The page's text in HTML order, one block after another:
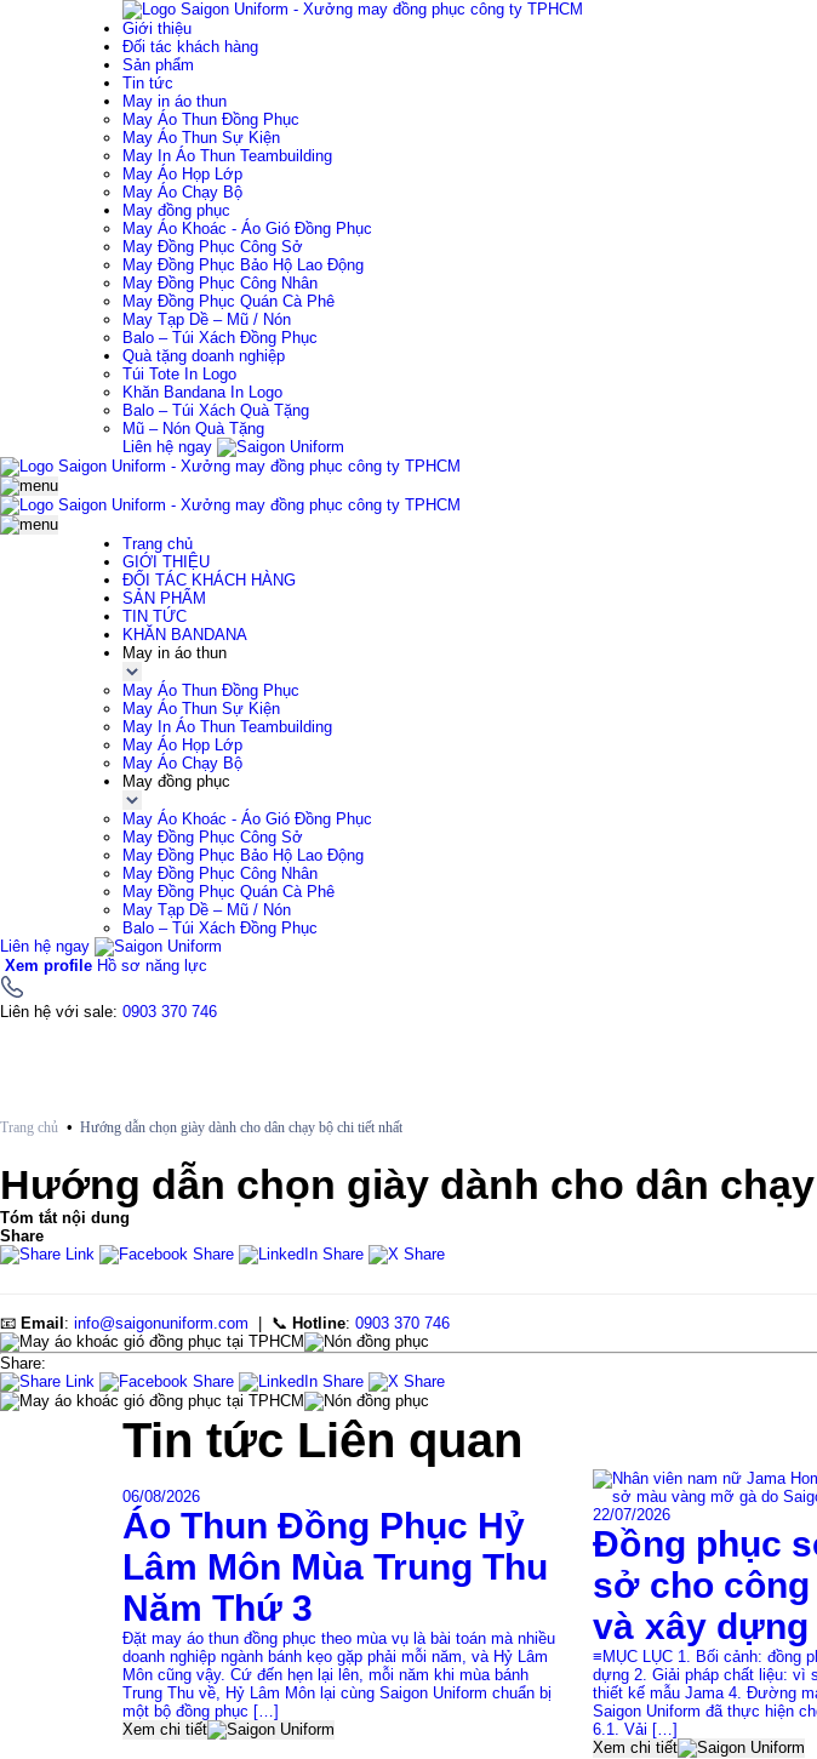
Giới thiệu
Đối tác khách hàng
Sản phẩm
Tin tức
May in áo thun
May Áo Thun Đồng Phục
May Áo Thun Sự Kiện
May In Áo Thun Teambuilding
May Áo Họp Lớp
May Áo Chạy Bộ
May đồng phục
May Áo Khoác - Áo Gió Đồng Phục
May Đồng Phục Công Sở
May Đồng Phục Bảo Hộ Lao Động
May Đồng Phục Công Nhân
May Đồng Phục Quán Cà Phê
May Tạp Dề – Mũ / Nón
Balo – Túi Xách Đồng Phục
Quà tặng doanh nghiệp
Túi Tote In Logo
Khăn Bandana In Logo
Balo – Túi Xách Quà Tặng
Mũ – Nón Quà Tặng
Liên hệ ngay
Trang chủ
GIỚI THIỆU
ĐỐI TÁC KHÁCH HÀNG
SẢN PHẨM
TIN TỨC
KHĂN BANDANA
May in áo thun
May Áo Thun Đồng Phục
May Áo Thun Sự Kiện
May In Áo Thun Teambuilding
May Áo Họp Lớp
May Áo Chạy Bộ
May đồng phục
May Áo Khoác - Áo Gió Đồng Phục
May Đồng Phục Công Sở
May Đồng Phục Bảo Hộ Lao Động
May Đồng Phục Công Nhân
May Đồng Phục Quán Cà Phê
May Tạp Dề – Mũ / Nón
Balo – Túi Xách Đồng Phục
Liên hệ ngay
Xem profile Hồ sơ năng lực
Liên hệ với sale: 0903 370 746
Trang chủ • Hướng dẫn chọn giày dành cho dân chạy bộ chi tiết nhất
Hướng dẫn chọn giày dành cho dân
Tóm tắt nội dung
Share
📧 Email : info@saigonuniform.com | 📞 Hotline: 0903 370 746
Share:
Tin tức Liên quan
06/08/2026
Áo Thun Đồng Phục Hỷ
Lâm Môn Mùa Trung Thu
Năm Thứ 3
Đặt may áo thun đồng phục theo mùa vụ là bài toán mà nhiều
doanh nghiệp ngành bánh kẹo gặp phải mỗi năm, và Hỷ Lâm
Môn cũng vậy. Cứ đến hẹn lại lên, mỗi năm khi mùa bánh
Trung Thu về, Hỷ Lâm Môn lại cùng Saigon Uniform chuẩn bị
một bộ đồng phục […]
Xem chi tiết
22/07/2026
Đồng phục
sở cho
và xây dựng
≡MỤC LỤC 1. Bối cảnh: đồng
dựng 2. Giải pháp chất liệu: vì
thiết kế mẫu Jama 4. Đường
Saigon Uniform đã thực hiện
6.1. Vải […]
Xem chi tiết